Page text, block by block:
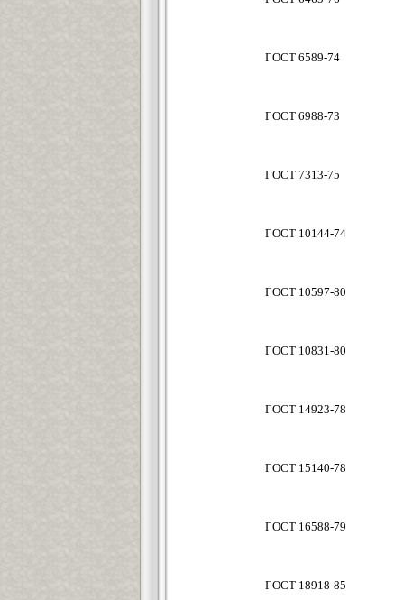
ГОСТ 6589-74
ГОСТ 6988-73
ГОСТ 7313-75
ГОСТ 10144-74
ГОСТ 10597-80
ГОСТ 10831-80
ГОСТ 14923-78
ГОСТ 15140-78
ГОСТ 16588-79
ГОСТ 18918-85